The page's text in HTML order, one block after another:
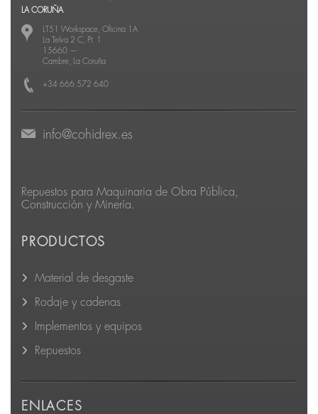
LA CORUÑA
LT51 Workspace, Oficina 1A
La Telva 2 C, Pt. 1
15660 —
Cambre, La Coruña
+34 666 572 640
info@cohidrex.es
Repuestos para Maquinaria de Obra Pública,
Construcción y Minería.
PRODUCTOS
Material de desgaste
Rodaje y cadenas
Implementos y equipos
Repuestos
ENLACES